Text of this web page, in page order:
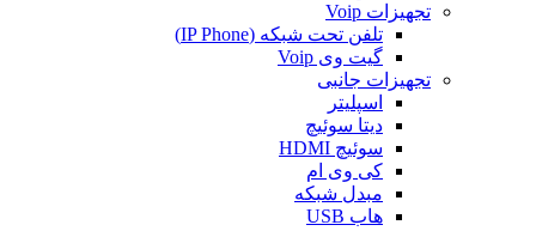
تجهیزات Voip
تلفن تحت شبکه (IP Phone)
گیت وی Voip
تجهیزات جانبی
اسپلیتر
دیتا سوئیچ
سوئیچ HDMI
کی وی ام
مبدل شبکه
هاب USB